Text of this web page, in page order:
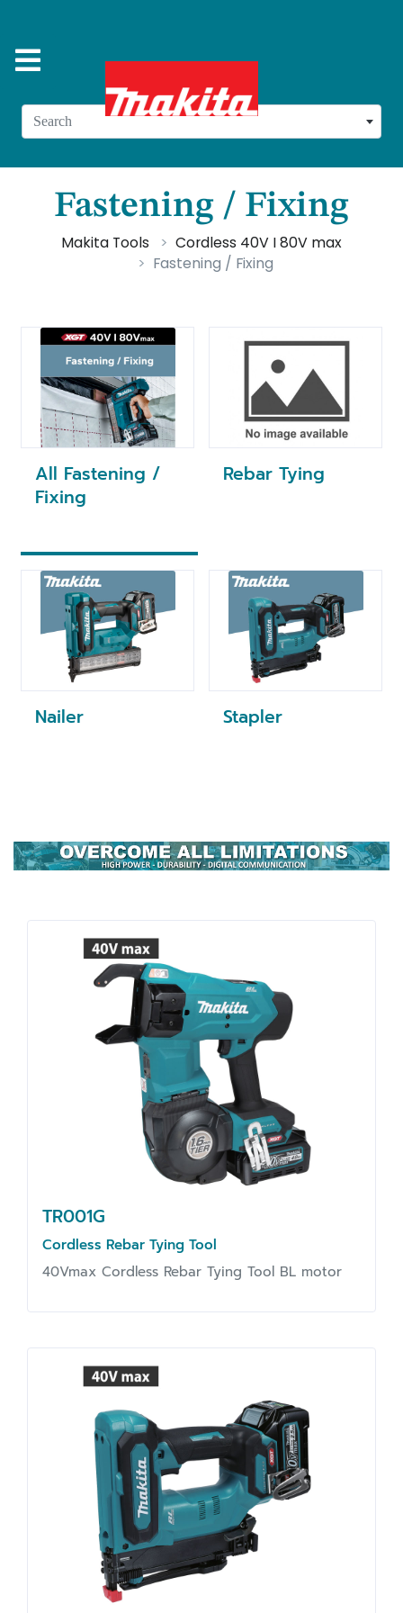
Search
Fastening / Fixing
Makita Tools
Cordless 40V I 80V max
Fastening / Fixing
All Fastening /
Fixing
Nailer
Rebar Tying
Stapler
TR001G
Cordless Rebar Tying Tool
40Vmax Cordless Rebar Tying Tool BL motor